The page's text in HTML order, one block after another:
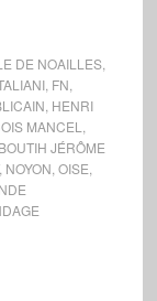
DE NOAILLES,
, FN
HENRI
MANCEL
JÉRÔME
NOYON OISE